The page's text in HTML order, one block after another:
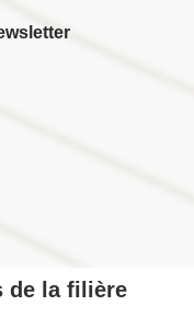
de la filière